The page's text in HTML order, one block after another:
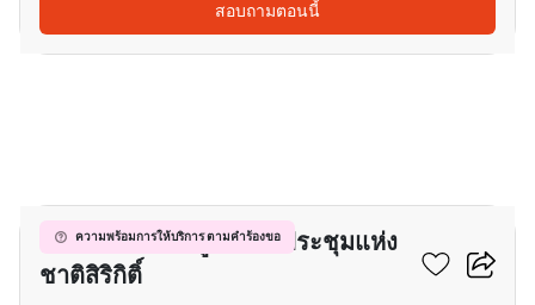
สอบถามตอนนี้
ความพร้อมการให้บริการ ตามคำร้องขอ
บ้าน ใกล้ MRT ศูนย์การประชุมแห่ง
ชาติสิริกิติ์